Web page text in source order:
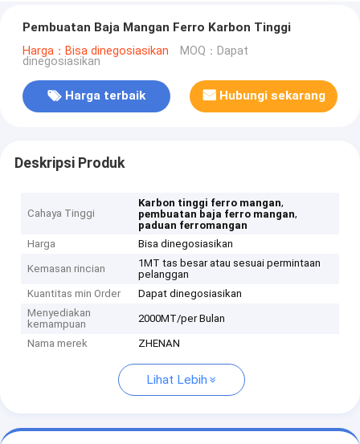
Pembuatan Baja Mangan Ferro Karbon Tinggi
Harga：Bisa dinegosiasikan MOQ：Dapat
dinegosiasikan
Harga terbaik Hubungi sekarang
Deskripsi Produk
Cahaya Tinggi
Karbon tinggi ferro mangan,
pembuatan baja ferro mangan,
paduan ferromangan
Harga
Bisa dinegosiasikan
Kemasan rincian
1MT tas besar atau sesuai permintaan
pelanggan
Kuantitas min Order
Dapat dinegosiasikan
Menyediakan
kemampuan
2000MT/per Bulan
Nama merek ZHENAN
Lihat Lebih